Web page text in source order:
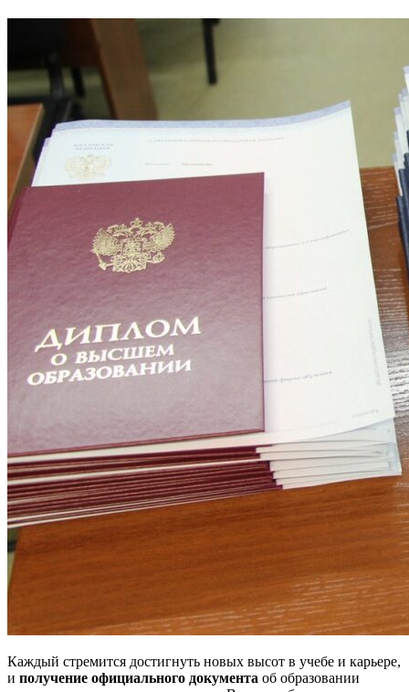
Каждый стремится достигнуть новых высот в учебе и карьере,
и получение официального документа об образовании